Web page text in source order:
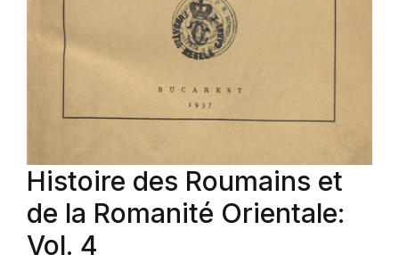
Histoire des Roumains et
de la Romanité Orientale:
Vol. 4